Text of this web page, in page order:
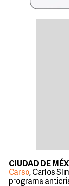
CIUDAD DE
Carso, Carlos
programa